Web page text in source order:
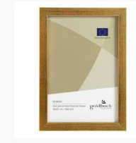
Prijsklasse:
€6,95
€19,95
Dit
kan